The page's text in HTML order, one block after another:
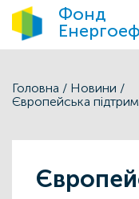
Фонд
Головна / Новини /